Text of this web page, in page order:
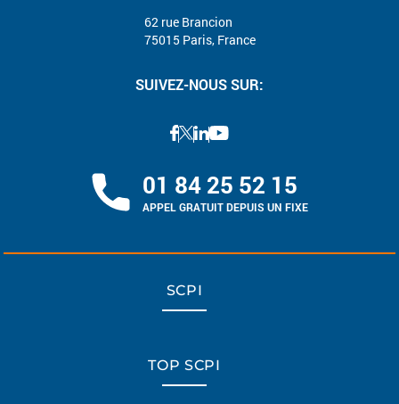
62 rue Brancion
75015 Paris, France
SUIVEZ-NOUS SUR:
01 84 25 52 15
APPEL GRATUIT DEPUIS UN FIXE
SCPI
TOP SCPI